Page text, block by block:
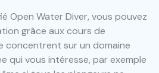
Open Water Diver, vous pouvez
grâce aux cours de
concentrent sur un domaine
qui vous intéresse, par exemple